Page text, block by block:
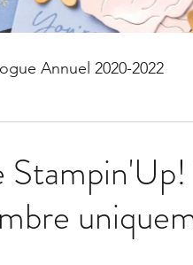
Annuel 2020-2022
Devenir Démonstratrice